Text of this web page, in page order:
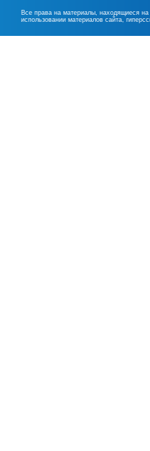
Все права на материалы, находящиеся
использовании материалов сайта,